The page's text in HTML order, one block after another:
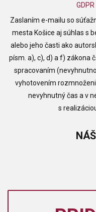
Zaslaním e-mailu so
mesta Košice aj súhlas s
alebo jeho časti ako
písm. a), c), d) a f) zákona
spracovaním
vyhotovením
nevyhnutný čas a v
s
NÁŠ